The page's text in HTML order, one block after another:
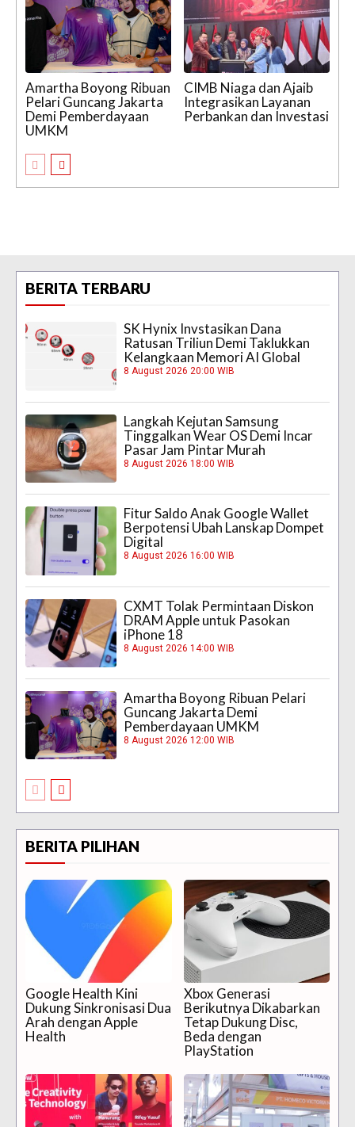
Amartha Boyong Ribuan
Pelari Guncang Jakarta
Demi Pemberdayaan
UMKM
CIMB Niaga dan Ajaib
Integrasikan Layanan
Perbankan dan Investasi
BERITA TERBARU
SK Hynix Invstasikan Dana
Ratusan Triliun Demi Taklukkan
Kelangkaan Memori AI Global
8 August 2026 20:00 WIB
Langkah Kejutan Samsung
Tinggalkan Wear OS Demi Incar
Pasar Jam Pintar Murah
8 August 2026 18:00 WIB
Fitur Saldo Anak Google Wallet
Berpotensi Ubah Lanskap Dompet
Digital
8 August 2026 16:00 WIB
CXMT Tolak Permintaan Diskon
DRAM Apple untuk Pasokan
iPhone 18
8 August 2026 14:00 WIB
Amartha Boyong Ribuan Pelari
Guncang Jakarta Demi
Pemberdayaan UMKM
8 August 2026 12:00 WIB
BERITA PILIHAN
Google Health Kini
Dukung Sinkronisasi Dua
Arah dengan Apple
Health
Xbox Generasi
Berikutnya Dikabarkan
Tetap Dukung Disc,
Beda dengan
PlayStation